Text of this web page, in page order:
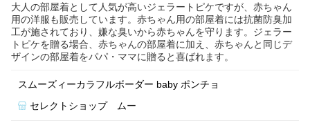
大人の部屋着として人気が高いジェラートピケですが、赤ちゃん
用の洋服も販売しています。赤ちゃん用の部屋着には抗菌防臭加
工が施されており、嫌な臭いから赤ちゃんを守ります。ジェラー
トピケを贈る場合、赤ちゃんの部屋着に加え、赤ちゃんと同じデ
ザインの部屋着をパパ・ママに贈ると喜ばれます。
スムーズィーカラフルボーダー baby ポンチョ
セレクトショップ ムー